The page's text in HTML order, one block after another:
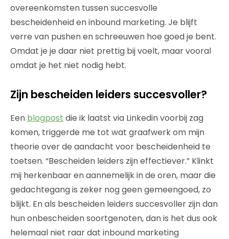
overeenkomsten tussen succesvolle
bescheidenheid en inbound marketing. Je blijft
verre van pushen en schreeuwen hoe goed je bent.
Omdat je je daar niet prettig bij voelt, maar vooral
omdat je het niet nodig hebt.
Zijn bescheiden leiders succesvoller?
Een blogpost die ik laatst via Linkedin voorbij zag
komen, triggerde me tot wat graafwerk om mijn
theorie over de aandacht voor bescheidenheid te
toetsen. “Bescheiden leiders zijn effectiever.” Klinkt
mij herkenbaar en aannemelijk in de oren, maar die
gedachtegang is zeker nog geen gemeengoed, zo
blijkt. En als bescheiden leiders succesvoller zijn dan
hun onbescheiden soortgenoten, dan is het dus ook
helemaal niet raar dat inbound marketing